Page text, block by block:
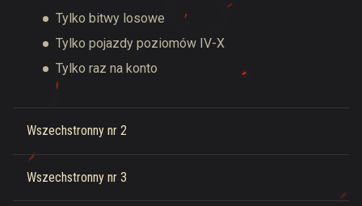
Tylko bitwy losowe
Tylko pojazdy poziomów IV-X
Tylko raz na konto
Wszechstronny nr 2
Wszechstronny nr 3